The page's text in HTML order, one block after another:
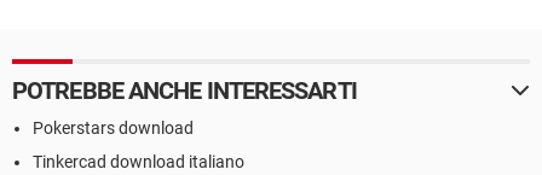
POTREBBE ANCHE INTERESSARTI
Pokerstars download
Tinkercad download italiano